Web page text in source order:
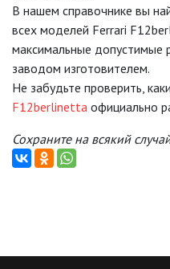
В нашем справочнике вы
всех моделей Ferrari
максимальные допустимые
заводом изготовителем.
Не забудьте проверить,
F12berlinetta официально
Сохраните на всякий